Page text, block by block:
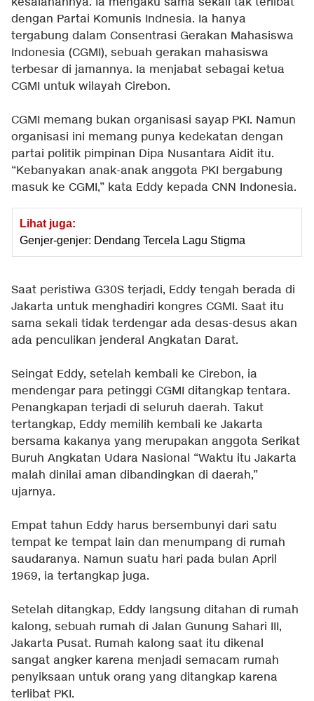
dengan Partai Komunis Indnesia. Ia hanya
tergabung dalam Consentrasi Gerakan Mahasiswa
Indonesia (CGMI), sebuah gerakan mahasiswa
terbesar di jamannya. Ia menjabat sebagai ketua
CGMI untuk wilayah Cirebon.
CGMI memang bukan organisasi sayap PKI. Namun
organisasi ini memang punya kedekatan dengan
partai politik pimpinan Dipa Nusantara Aidit itu.
“Kebanyakan anak-anak anggota PKI bergabung
masuk ke CGMI,” kata Eddy kepada CNN Indonesia.
Lihat juga:
Genjer-genjer: Dendang Tercela Lagu Stigma
Saat peristiwa G30S terjadi, Eddy tengah berada di
Jakarta untuk menghadiri kongres CGMI. Saat itu
sama sekali tidak terdengar ada desas-desus akan
ada penculikan jenderal Angkatan Darat.
Seingat Eddy, setelah kembali ke Cirebon, ia
mendengar para petinggi CGMI ditangkap tentara.
Penangkapan terjadi di seluruh daerah. Takut
tertangkap, Eddy memilih kembali ke Jakarta
bersama kakanya yang merupakan anggota Serikat
Buruh Angkatan Udara Nasional “Waktu itu Jakarta
malah dinilai aman dibandingkan di daerah,”
ujarnya.
Empat tahun Eddy harus bersembunyi dari satu
tempat ke tempat lain dan menumpang di rumah
saudaranya. Namun suatu hari pada bulan April
1969, ia tertangkap juga.
Setelah ditangkap, Eddy langsung ditahan di rumah
kalong, sebuah rumah di Jalan Gunung Sahari III,
Jakarta Pusat. Rumah kalong saat itu dikenal
sangat angker karena menjadi semacam rumah
penyiksaan untuk orang yang ditangkap karena
terlibat PKI.